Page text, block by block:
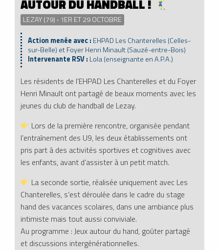
AUTOUR DU HANDBALL !
LEZAY (79) › 1ER ET 29 OCTOBRE
Action menée avec : EHPAD Les Chanterelles (Celles-
sur-Belle) et Foyer Henri Minault (Sauzé-entre-Bois)
Intervenante RSV : Lola (enseignante en A.P.A.)
Les résidents de l’EHPAD Les Chanterelles et du Foyer
Henri Minault ont partagé de beaux moments avec les
jeunes du club de handball de Lezay.
Lors de la première rencontre, organisée pendant
l’entraînement des U9, les deux établissements ont
pris part à des activités sportives et cognitives avec
les enfants, avant d’assister à un petit match.
La seconde sortie, réalisée uniquement avec Les
Chanterelles, s’est déroulée dans le cadre du stage
hand des vacances scolaires, dans une ambiance plus
intimiste mais tout aussi conviviale.
Au programme : Jeux autour du hand, goûter partagé
et discussions intergénérationnelles.